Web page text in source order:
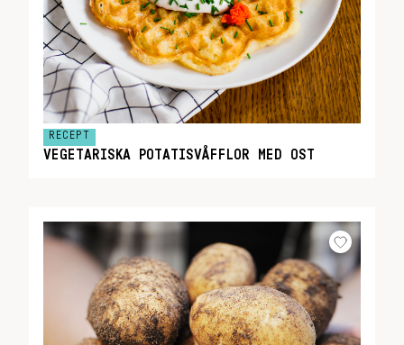
RECEPT
VEGETARISKA POTATISVÅFFLOR MED OST